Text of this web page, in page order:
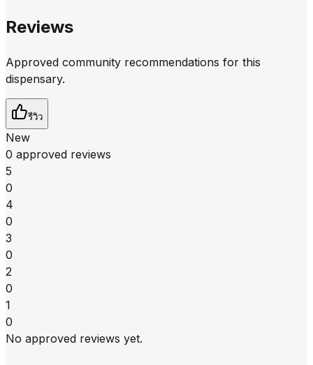
Reviews
Approved community recommendations for this
dispensary.
รีวิว
New
0 approved reviews
5
0
4
0
3
0
2
0
1
0
No approved reviews yet.